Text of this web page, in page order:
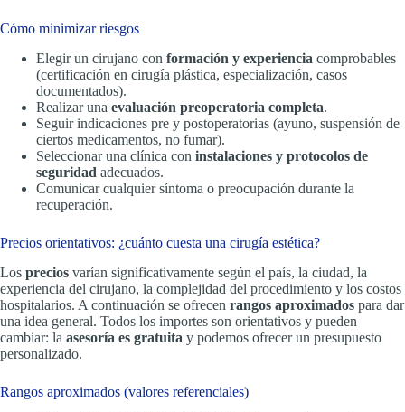
Cómo minimizar riesgos
Elegir un cirujano con formación y experiencia comprobables
(certificación en cirugía plástica, especialización, casos
documentados).
Realizar una evaluación preoperatoria completa.
Seguir indicaciones pre y postoperatorias (ayuno, suspensión de
ciertos medicamentos, no fumar).
Seleccionar una clínica con instalaciones y protocolos de
seguridad adecuados.
Comunicar cualquier síntoma o preocupación durante la
recuperación.
Precios orientativos: ¿cuánto cuesta una cirugía estética?
Los precios varían significativamente según el país, la ciudad, la
experiencia del cirujano, la complejidad del procedimiento y los costos
hospitalarios. A continuación se ofrecen rangos aproximados para dar
una idea general. Todos los importes son orientativos y pueden
cambiar: la asesoría es gratuita y podemos ofrecer un presupuesto
personalizado.
Rangos aproximados (valores referenciales)